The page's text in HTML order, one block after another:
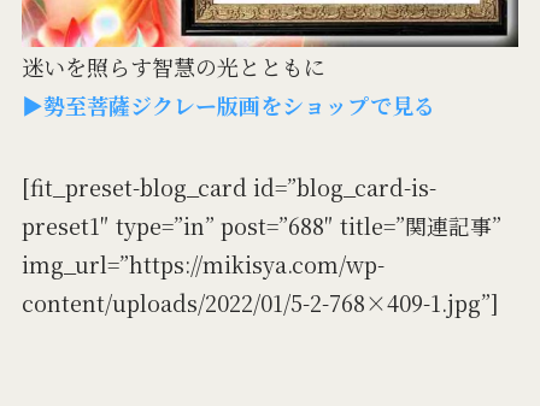
迷いを照らす智慧の光とともに
▶勢至菩薩ジクレー版画をショップで見る
[fit_preset-blog_card id=”blog_card-is-
preset1″ type=”in” post=”688″ title=”関連記事”
img_url=”https://mikisya.com/wp-
content/uploads/2022/01/5-2-768×409-1.jpg”]